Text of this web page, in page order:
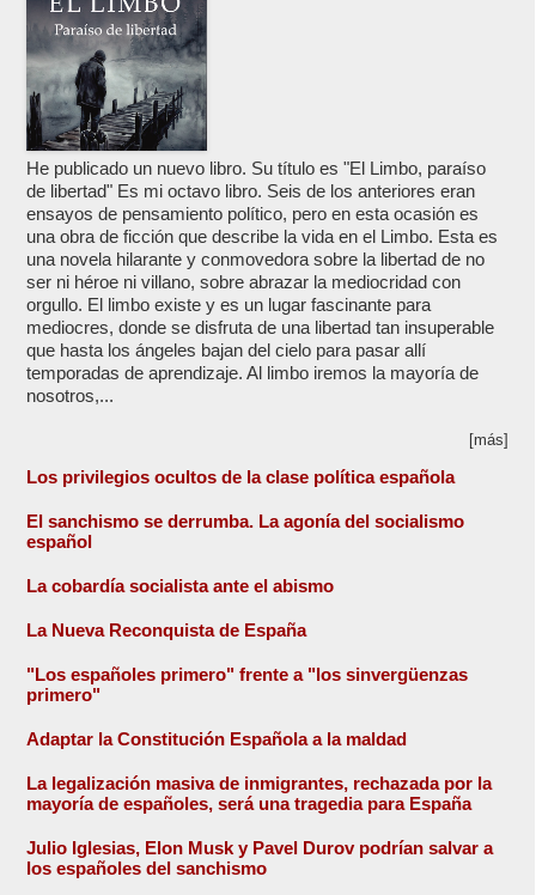
He publicado un nuevo libro. Su título es "El Limbo, paraíso
de libertad" Es mi octavo libro. Seis de los anteriores eran
ensayos de pensamiento político, pero en esta ocasión es
una obra de ficción que describe la vida en el Limbo. Esta es
una novela hilarante y conmovedora sobre la libertad de no
ser ni héroe ni villano, sobre abrazar la mediocridad con
orgullo. El limbo existe y es un lugar fascinante para
mediocres, donde se disfruta de una libertad tan insuperable
que hasta los ángeles bajan del cielo para pasar allí
temporadas de aprendizaje. Al limbo iremos la mayoría de
nosotros,...
[más]
Los privilegios ocultos de la clase política española
El sanchismo se derrumba. La agonía del socialismo
español
La cobardía socialista ante el abismo
La Nueva Reconquista de España
"Los españoles primero" frente a "los sinvergüenzas
primero"
Adaptar la Constitución Española a la maldad
La legalización masiva de inmigrantes, rechazada por la
mayoría de españoles, será una tragedia para España
Julio Iglesias, Elon Musk y Pavel Durov podrían salvar a
los españoles del sanchismo